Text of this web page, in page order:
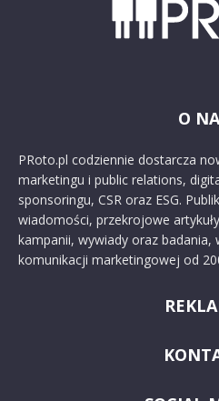
O
PRoto.pl codziennie dostarcza
marketingu i public relations,
sponsoringu, CSR oraz ESG.
wiadomości, przekrojowe
kampanii, wywiady oraz
komunikacji marketingowej od